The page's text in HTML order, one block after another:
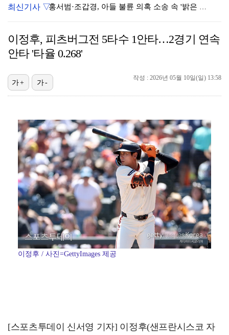
홍서범·조갑경, 아들 불륜 의혹 소송 속 '밝은 근황'…
'리틀 김연경' 손서연 28점 폭발…U17 여자배구, …
'호프', 글로벌 순항…토론토 영화제 미드나잇 매드니스…
[ST포토] 문정민, 자신감 가득
[ST포토] 문정민, 버디 성공
데이식스 영케이, '사운드플래닛페스티벌' 출격…첫 솔로…
[ST포토] 문정민, 안정된 퍼팅
최신기사 ▽
이정후, 피츠버그전 5타수 1안타…2경기 연속
안타 '타율 0.268'
작성 : 2026년 05월 10일(일) 13:58
가+ 가-
이정후 / 사진=GettyImages 제공
[스포츠투데이 신서영 기자] 이정후(샌프란시스코 자